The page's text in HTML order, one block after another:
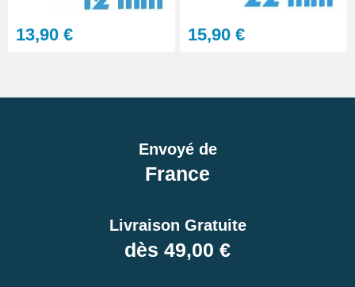
13,90 € 15,90 €
Envoyé de
France
Livraison Gratuite
dès 49,00 €